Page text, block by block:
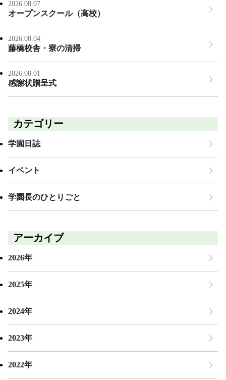
2026.08.07
オープンスクール（高校）
2026.08.04
藤橋校舎・寮の清掃
2026.08.01
感謝状贈呈式
カテゴリー
学園日誌
イベント
学園長のひとりごと
アーカイブ
2026年
2025年
2024年
2023年
2022年